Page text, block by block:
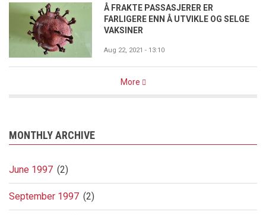
Å FRAKTE PASSASJERER ER
FARLIGERE ENN Å UTVIKLE OG SELGE
VAKSINER
Aug 22, 2021 - 13:10
More
MONTHLY ARCHIVE
June 1997 (2)
September 1997 (2)